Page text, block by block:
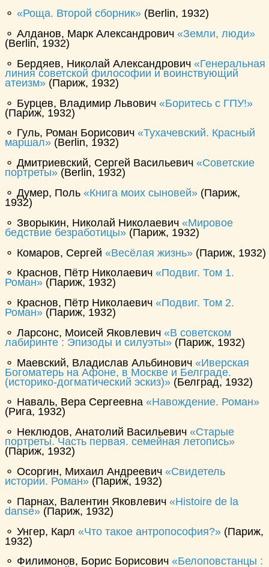
⚬
Роща. Второй сборник
(Berlin, 1932)
⚬ Алданов, Марк Александрович
Земли, люди
(Berlin, 1932)
⚬ Бердяев, Николай Александрович
Генеральная
линия советской философии и воинствующий
атеизм
(Париж, 1932)
⚬ Бурцев, Владимир Львович
Боритесь с ГПУ!
(Париж, 1932)
⚬ Гуль, Роман Борисович
Тухачевский. Красный
маршал
(Berlin, 1932)
⚬ Дмитриевский, Сергей Васильевич
Советские
портреты
(Berlin, 1932)
⚬ Думер, Поль
Книга моих сыновей
(Париж,
1932)
⚬ Зворыкин, Николай Николаевич
Мировое
бедствие безработицы
(Париж, 1932)
⚬ Комаров, Сергей
Весёлая жизнь
(Париж, 1932)
⚬ Краснов, Пётр Николаевич
Подвиг. Том 1.
Роман
(Париж, 1932)
⚬ Краснов, Пётр Николаевич
Подвиг. Том 2.
Роман
(Париж, 1932)
⚬ Ларсонс, Моисей Яковлевич
В советском
лабиринте : Эпизоды и силуэты
(Париж, 1932)
⚬ Маевский, Владислав Альбинович
Иверская
Богоматерь на Афоне, в Москве и Белграде.
(историко-догматический эскиз)
(Белград, 1932)
⚬ Наваль, Вера Сергеевна
Навождение. Роман
(Рига, 1932)
⚬ Неклюдов, Анатолий Васильевич
Старые
портреты. Часть первая. семейная летопись
(Париж, 1932)
⚬ Осоргин, Михаил Андреевич
Свидетель
истории. Роман
(Париж, 1932)
⚬ Парнах, Валентин Яковлевич
Histoire de la
danse
(Париж, 1932)
⚬ Унгер, Карл
Что такое антропософия?
(Париж,
1932)
⚬ Филимонов, Борис Борисович
Белоповстанцы :